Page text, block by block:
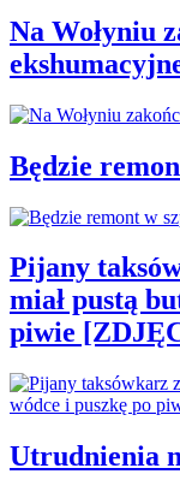
Na Wołyniu
Będzie
Pijany
miał pustą
piwie
Utrudnienia